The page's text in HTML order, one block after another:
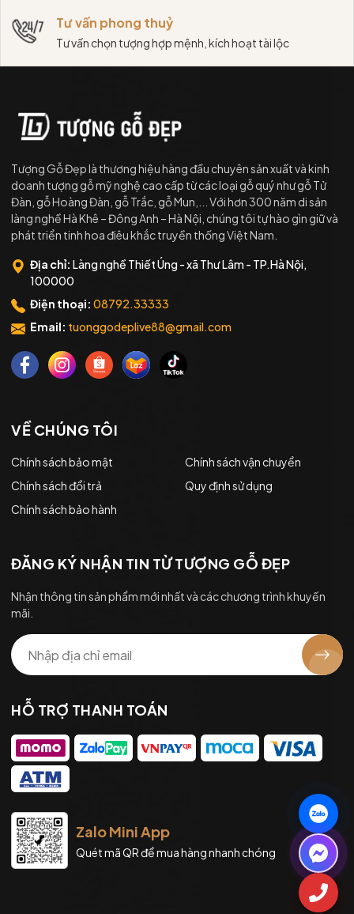
Tư vấn phong thuỷ
Tư vấn chọn tượng hợp mệnh, kích hoạt tài lộc
Tượng Gỗ Đẹp là thương hiệu hàng đầu chuyên sản xuất và kinh
doanh tượng gỗ mỹ nghệ cao cấp từ các loại gỗ quý như gỗ Tử
Đàn, gỗ Hoàng Đàn, gỗ Trắc, gỗ Mun,... Với hơn 300 năm di sản
làng nghề Hà Khê – Đông Anh – Hà Nội, chúng tôi tự hào gìn giữ và
phát triển tinh hoa điêu khắc truyền thống Việt Nam.
Địa chỉ: Làng nghề Thiết Úng - xã Thư Lâm - TP.Hà Nội,
100000
Điện thoại: 08792.33333
Email: tuonggodeplive88@gmail.com
VỀ CHÚNG TÔI
Chính sách bảo mật
Chính sách vận chuyển
Chính sách đổi trả
Quy định sử dụng
Chính sách bảo hành
ĐĂNG KÝ NHẬN TIN TỪ TƯỢNG GỖ ĐẸP
Nhận thông tin sản phẩm mới nhất và các chương trình khuyến
mãi.
HỖ TRỢ THANH TOÁN
Zalo Mini App
Quét mã QR để mua hàng nhanh chóng